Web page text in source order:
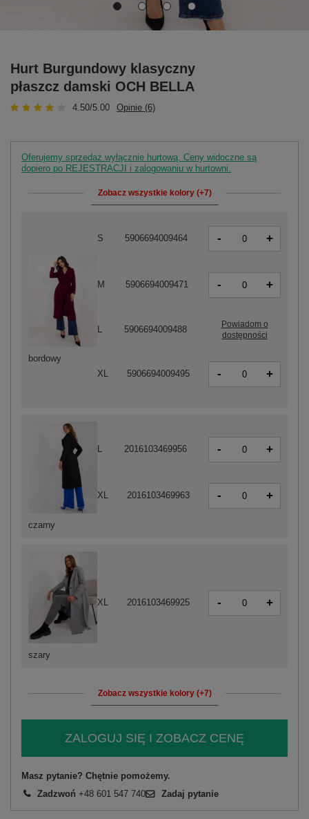
Hurt Burgundowy klasyczny
płaszcz damski OCH BELLA
4.50/5.00 Opinie (6)
Oferujemy sprzedaż wyłącznie hurtową. Ceny widoczne są
dopiero po REJESTRACJI i zalogowaniu w hurtowni.
Zobacz wszystkie kolory (+7)
czarny
L 2016103469956 - +
XL 2016103469963 - +
szary
XL 2016103469925 - +
bordowy
S 5906694009464 - +
M 5906694009471 - +
5906694009488
Powiadom o
dostępności
XL 5906694009495 - +
Zobacz wszystkie kolory (+7)
ZALOGUJ SIĘ I ZOBACZ CENĘ
Masz pytanie? Chętnie pomożemy.
Zadzwoń +48 601 547 740 Zadaj pytanie